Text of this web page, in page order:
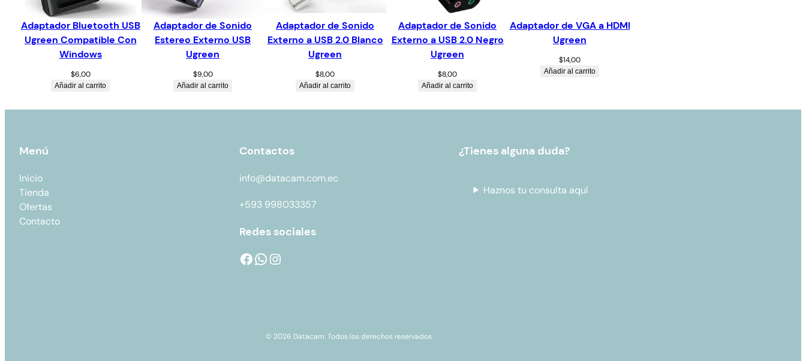
Adaptador Bluetooth USB
Ugreen Compatible Con
Windows
$6,00
Añadir al carrito
Adaptador de Sonido
Estereo Externo USB
Ugreen
$9,00
Añadir al carrito
Adaptador de Sonido
Externo a USB 2.0 Blanco
Ugreen
$8,00
Añadir al carrito
Adaptador de Sonido
Externo a USB 2.0 Negro
Ugreen
$8,00
Añadir al carrito
Adaptador de VGA a HDMI
Ugreen
$14,00
Añadir al carrito
Menú
Inicio
Tienda
Ofertas
Contacto
Contactos
info@datacam.com.ec
+593 998033357
Redes sociales
¿Tienes alguna duda?
Haznos tu consulta aquí
© 2026 Datacam. Todos los derechos reservados.